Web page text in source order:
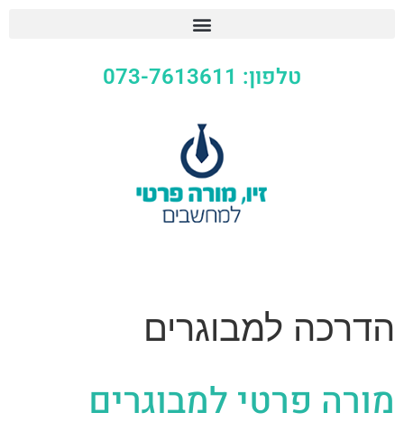
טלפון: 073-7613611
הדרכה למבוגרים
מורה פרטי למבוגרים